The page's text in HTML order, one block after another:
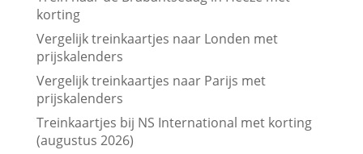
korting
Vergelijk treinkaartjes naar Londen met
prijskalenders
Vergelijk treinkaartjes naar Parijs met
prijskalenders
Treinkaartjes bij NS International met korting
(augustus 2026)